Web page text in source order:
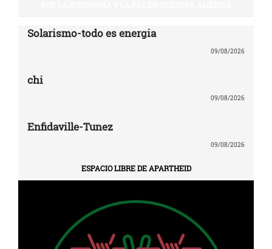
Solarismo-todo es energia
09/08/2026
chi
09/08/2026
Enfidaville-Tunez
09/08/2026
ESPACIO LIBRE DE APARTHEID